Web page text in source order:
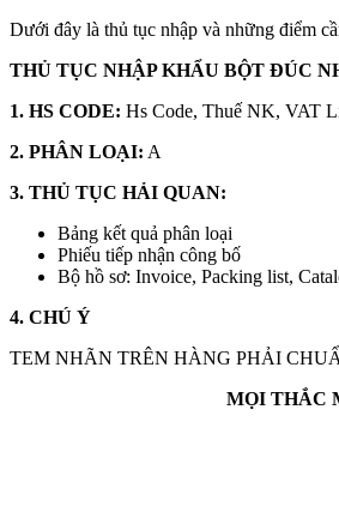
Dưới đây là thủ tục nhập và những điểm
THỦ TỤC NHẬP KHẨU BỘT ĐÚC
1. HS CODE: Hs Code, Thuế NK, VAT
2. PHÂN LOẠI: A
3. THỦ TỤC HẢI QUAN:
Bảng kết quả phân loại
Phiếu tiếp nhận công bố
Bộ hồ sơ: Invoice, Packing list,
4. CHÚ Ý
TEM NHÃN TRÊN HÀNG PHẢI
MỌI THẮC